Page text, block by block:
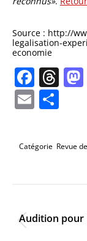
Source : http://
legalisation-
economie
Email
Catégorie Revue
Navigation
Audition pour